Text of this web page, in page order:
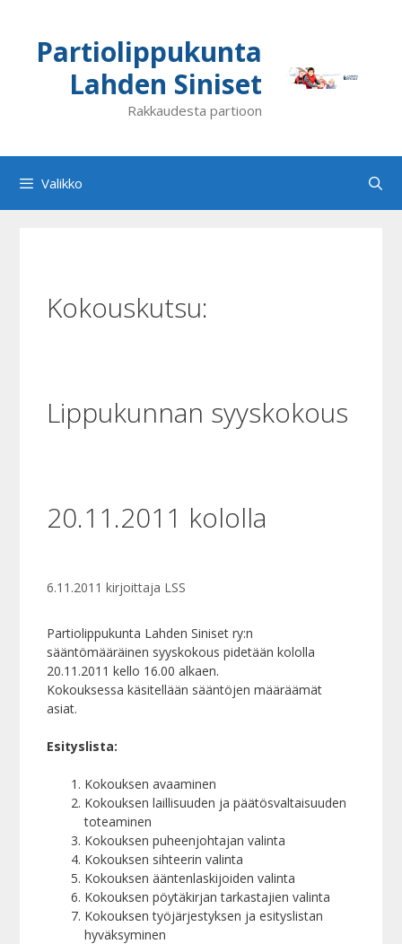
Partiolippukunta
Lahden Siniset
Rakkaudesta partioon
Valikko
Kokouskutsu:
Lippukunnan syyskokous
20.11.2011 kololla
6.11.2011 kirjoittaja LSS
Partiolippukunta Lahden Siniset ry:n
sääntömääräinen syyskokous pidetään kololla
20.11.2011 kello 16.00 alkaen.
Kokouksessa käsitellään sääntöjen määräämät
asiat.
Esityslista:
Kokouksen avaaminen
Kokouksen laillisuuden ja päätösvaltaisuuden
toteaminen
Kokouksen puheenjohtajan valinta
Kokouksen sihteerin valinta
Kokouksen ääntenlaskijoiden valinta
Kokouksen pöytäkirjan tarkastajien valinta
Kokouksen työjärjestyksen ja esityslistan
hyväksyminen